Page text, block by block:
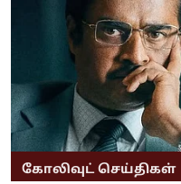
கோலிவுட் செய்திகள்